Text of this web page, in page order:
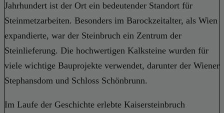
Jahrhundert ist der Ort ein bedeutender Standort für
Steinmetzarbeiten. Besonders im Barockzeitalter, als Wien
expandierte, war der Steinbruch ein Zentrum der
Steinlieferung. Die hochwertigen Kalksteine wurden für
viele wichtige Bauprojekte verwendet, darunter der Wiener
Stephansdom und Schloss Schönbrunn.
Im Laufe der Geschichte erlebte Kaisersteinbruch